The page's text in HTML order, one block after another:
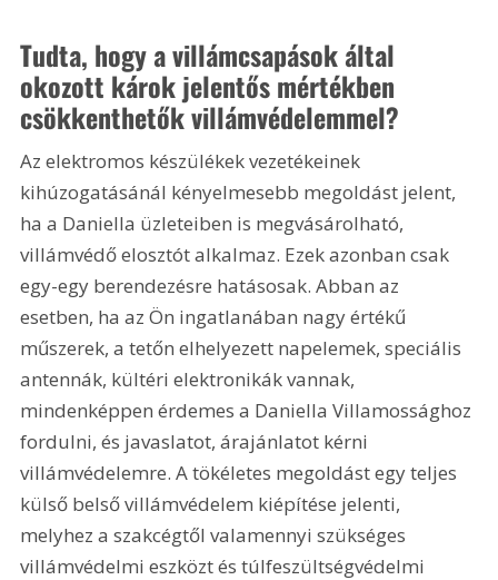
Tudta, hogy a villámcsapások által
okozott károk jelentős mértékben
csökkenthetők villámvédelemmel?
Az elektromos készülékek vezetékeinek
kihúzogatásánál kényelmesebb megoldást jelent,
ha a Daniella üzleteiben is megvásárolható,
villámvédő elosztót alkalmaz. Ezek azonban csak
egy-egy berendezésre hatásosak. Abban az
esetben, ha az Ön ingatlanában nagy értékű
műszerek, a tetőn elhelyezett napelemek, speciális
antennák, kültéri elektronikák vannak,
mindenképpen érdemes a Daniella Villamossághoz
fordulni, és javaslatot, árajánlatot kérni
villámvédelemre. A tökéletes megoldást egy teljes
külső belső villámvédelem kiépítése jelenti,
melyhez a szakcégtől valamennyi szükséges
villámvédelmi eszközt és túlfeszültségvédelmi